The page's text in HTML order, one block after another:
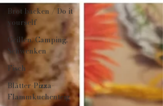
Brot backen / Do it
yourself
Grillen, Camping,
Schwenken
Fisch
Blätter-Pizza-
Flammkuchenteig